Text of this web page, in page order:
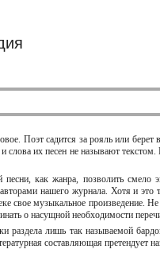
Поэт садится за рояль или
их песен не называют
как жанра, позволить
нашего журнала. Хотя и
свое музыкальное произведение.
о насущной необходимости
раздела лишь так называемой
составляющая претендует